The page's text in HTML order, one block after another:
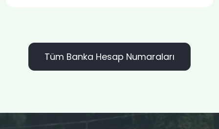
Tüm Banka Hesap Numaraları